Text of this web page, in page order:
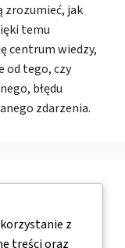
zrozumieć, jak
temu
centrum wiedzy,
od tego, czy
błędu
zdarzenia.
z
treści oraz